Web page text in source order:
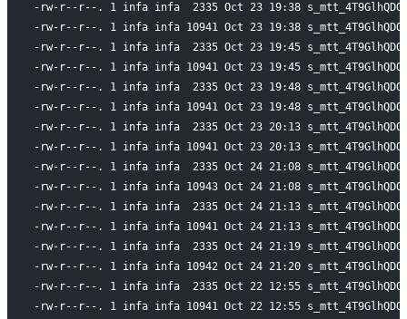
-rw-r--r--. 1 infa infa  2335 Oct 23 19:38
-rw-r--r--. 1 infa infa 10941 Oct 23 19:38
-rw-r--r--. 1 infa infa  2335 Oct 23 19:45
-rw-r--r--. 1 infa infa 10941 Oct 23 19:45
-rw-r--r--. 1 infa infa  2335 Oct 23 19:48
-rw-r--r--. 1 infa infa 10941 Oct 23 19:48
-rw-r--r--. 1 infa infa  2335 Oct 23 20:13
-rw-r--r--. 1 infa infa 10941 Oct 23 20:13
-rw-r--r--. 1 infa infa  2335 Oct 24 21:08
-rw-r--r--. 1 infa infa 10943 Oct 24 21:08
-rw-r--r--. 1 infa infa  2335 Oct 24 21:13
-rw-r--r--. 1 infa infa 10941 Oct 24 21:13
-rw-r--r--. 1 infa infa  2335 Oct 24 21:19
-rw-r--r--. 1 infa infa 10942 Oct 24 21:20
-rw-r--r--. 1 infa infa  2335 Oct 22 12:55
-rw-r--r--. 1 infa infa 10941 Oct 22 12:55